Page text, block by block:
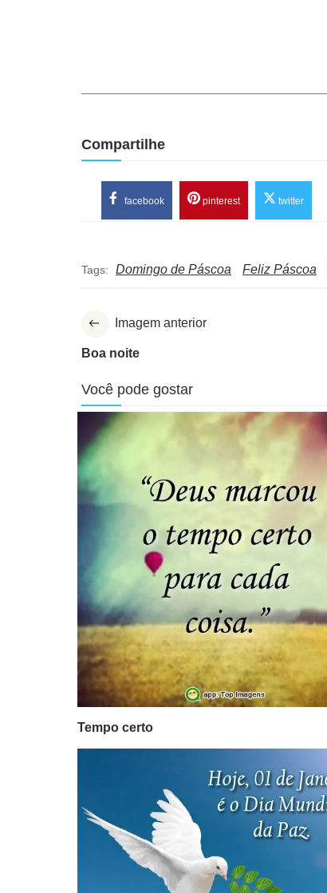
Compartilhe
facebook pinterest twitter
Tags: Domingo de Páscoa Feliz Páscoa
Imagem anterior
Boa noite
Você pode gostar
Tempo certo